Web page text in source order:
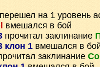
перешел на 1 уровень
вмешался в бой
прочитал заклинание
клон 1 вмешался в
заклинание